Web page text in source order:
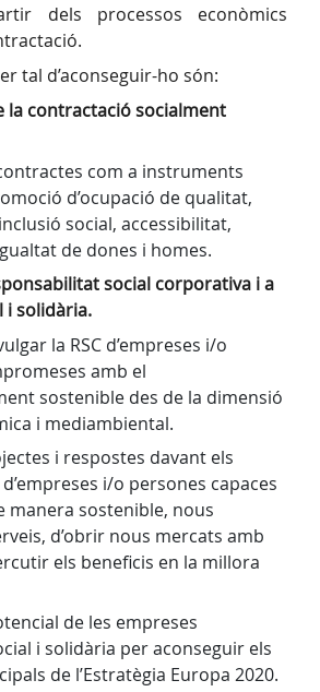
dels processos econòmics
tal d’aconseguir-ho són:
la contractació socialment
com a instruments
d’ocupació de qualitat,
social, accessibilitat,
de dones i homes.
social corporativa i a
i solidària.
la RSC d’empreses i/o
amb el
sostenible des de la dimensió
i mediambiental.
i respostes davant els
i/o persones capaces
manera sostenible, nous
d’obrir nous mercats amb
els beneficis en la millora
de les empreses
i solidària per aconseguir els
de l’Estratègia Europa 2020.